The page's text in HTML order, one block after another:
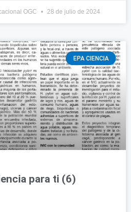
OGC 28 de julio de 2024
EPA CIENCIA
para ti (6)